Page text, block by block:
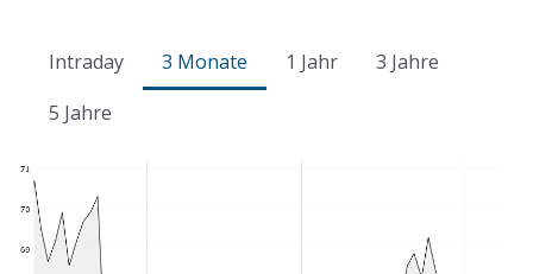
Intraday 3 Monate 1 Jahr
3 Jahre
5 Jahre